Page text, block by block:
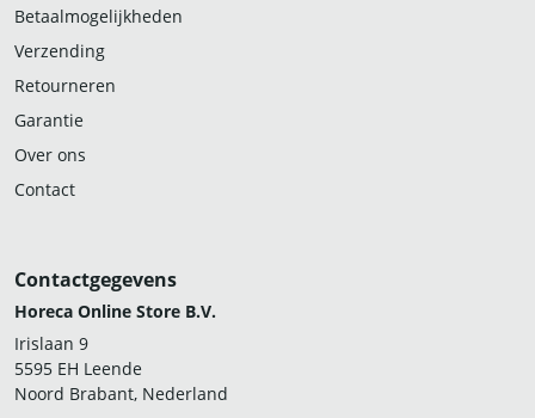
Betaalmogelijkheden
Verzending
Retourneren
Garantie
Over ons
Contact
Contactgegevens
Horeca Online Store B.V.
Irislaan 9
5595 EH Leende
Noord Brabant, Nederland